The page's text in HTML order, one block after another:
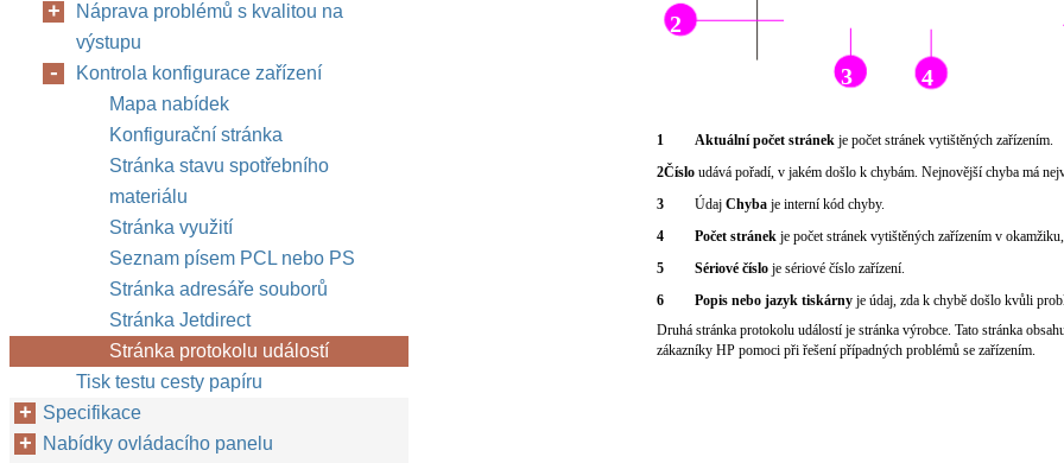
1 Aktuální počet stránek je počet stránek vytištěných zařízením.
2Číslo udává pořadí, v jakém došlo k chybám. Nejnovější chyba má
3
Údaj Chyba je interní kód chyby.
4
Počet stránek je počet stránek vytištěných zařízením v
5
Sériové číslo je sériové číslo zařízení.
6
Popis nebo jazyk tiskárny je údaj, zda k chybě došlo kvůli
Druhá stránka protokolu událostí je stránka výrobce. Tato stránka
zákazníky HP pomoci při řešení případných problémů se zařízením.
2
3
4
Náprava problémů s kvalitou na
výstupu
Kontrola konfigurace zařízení
Mapa nabídek
Konfigurační stránka
Stránka stavu spotřebního
materiálu
Stránka využití
Seznam písem PCL nebo PS
Stránka adresáře souborů
Stránka Jetdirect
Stránka protokolu událostí
Tisk testu cesty papíru
Specifikace
Nabídky ovládacího panelu